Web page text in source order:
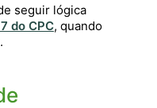
seguir lógica
do CPC, quando